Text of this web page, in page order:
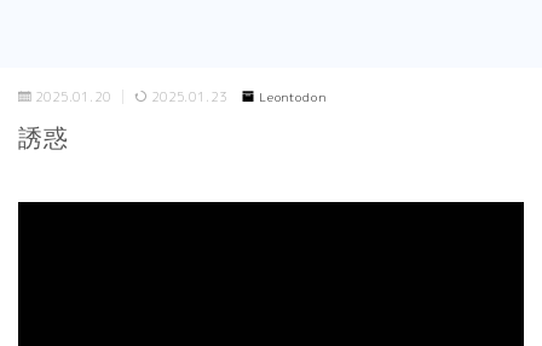
2025.01.20 2025.01.23 Leontodon
誘惑